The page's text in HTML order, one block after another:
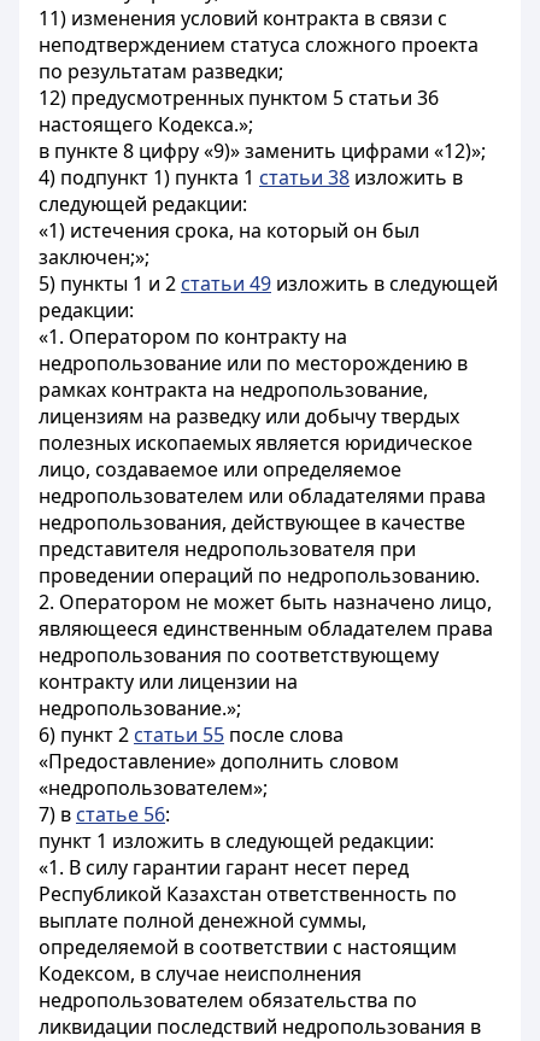
11) изменения условий контракта в связи с
неподтверждением статуса сложного проекта
по результатам разведки;
12) предусмотренных пунктом 5 статьи 36
настоящего Кодекса.»;
в пункте 8 цифру «9)» заменить цифрами «12)»;
4) подпункт 1) пункта 1 статьи 38 изложить в
следующей редакции:
«1) истечения срока, на который он был
заключен;»;
5) пункты 1 и 2 статьи 49 изложить в следующей
редакции:
«1. Оператором по контракту на
недропользование или по месторождению в
рамках контракта на недропользование,
лицензиям на разведку или добычу твердых
полезных ископаемых является юридическое
лицо, создаваемое или определяемое
недропользователем или обладателями права
недропользования, действующее в качестве
представителя недропользователя при
проведении операций по недропользованию.
2. Оператором не может быть назначено лицо,
являющееся единственным обладателем права
недропользования по соответствующему
контракту или лицензии на
недропользование.»;
6) пункт 2 статьи 55 после слова
«Предоставление» дополнить словом
«недропользователем»;
7) в статье 56:
пункт 1 изложить в следующей редакции:
«1. В силу гарантии гарант несет перед
Республикой Казахстан ответственность по
выплате полной денежной суммы,
определяемой в соответствии с настоящим
Кодексом, в случае неисполнения
недропользователем обязательства по
ликвидации последствий недропользования в